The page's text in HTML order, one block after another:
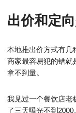
出价和定
本地推出价方式有几
商家最容易犯的错就
拿不到量。
我见过一个餐饮店老
了三天曝光不到